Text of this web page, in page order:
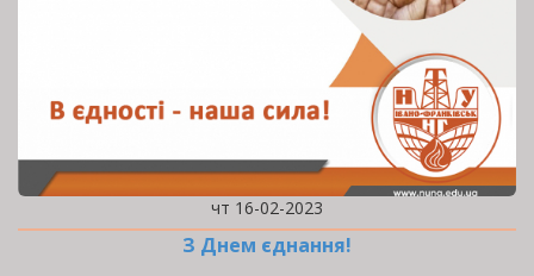
чт 16-02-2023
З Днем єднання!